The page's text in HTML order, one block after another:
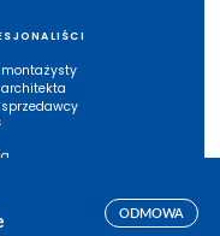
ODMOWA
montażysty